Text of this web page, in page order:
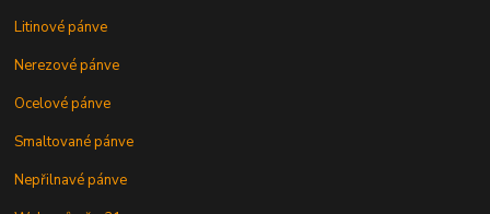
Litinové pánve
Nerezové pánve
Ocelové pánve
Smaltované pánve
Nepřilnavé pánve